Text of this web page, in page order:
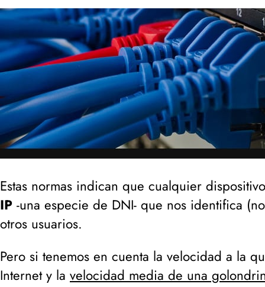
Estas normas indican que cualquier
IP -una especie de DNI- que nos identifica (
otros usuarios.
Pero si tenemos en cuenta la velocidad a la
Internet y la velocidad media de una